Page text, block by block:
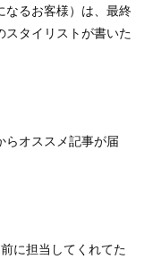
なるお客様）は、最終
タイリストが書いた
らオススメ記事が届
に担当してくれてた